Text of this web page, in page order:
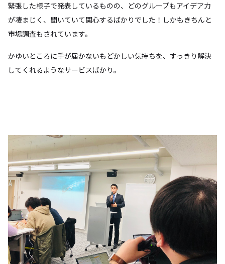
緊張した様子で発表しているものの、どのグループもアイデア力
が凄まじく、聞いていて関心するばかりでした！しかもきちんと
市場調査もされています。
かゆいところに手が届かないもどかしい気持ちを、すっきり解決
してくれるようなサービスばかり。